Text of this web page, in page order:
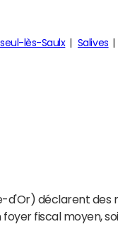
lès-Saulx Salives
d'Or) déclarent des
fiscal moyen,